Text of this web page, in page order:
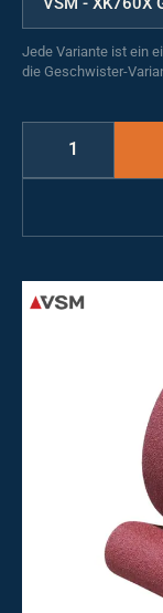
Jede Variante ist ein
die Geschwister-